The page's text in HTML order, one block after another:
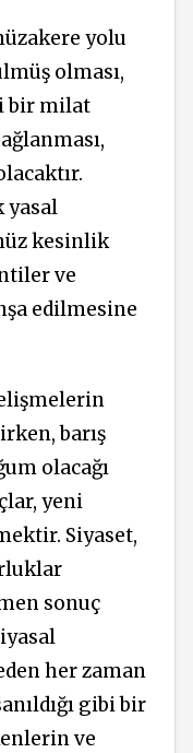
yolu
olması,
bir milat
yasal
kesinlik
ve
edilmesine
barış
olacağı
yeni
Siyaset,
sonuç
her zaman
gibi bir
ve